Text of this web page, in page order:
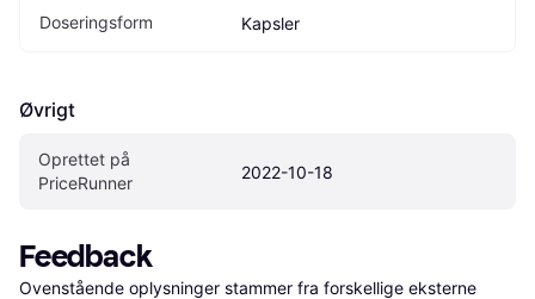
Doseringsform Kapsler
Øvrigt
Oprettet på
PriceRunner
2022-10-18
Feedback
Ovenstående oplysninger stammer fra forskellige eksterne